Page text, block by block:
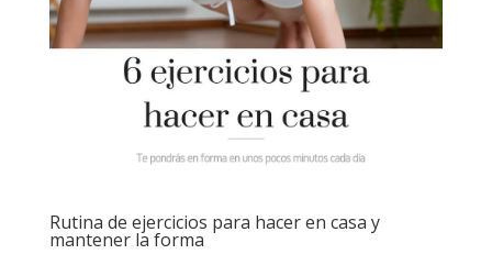
Rutina de ejercicios para hacer en casa y
mantener la forma